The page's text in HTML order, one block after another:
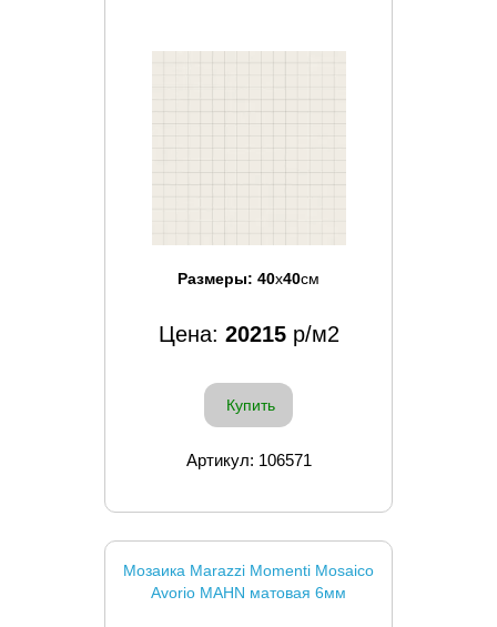
Размеры: 40x40см
Цена: 20215р/м2
Купить
Артикул: 106571
Мозаика Marazzi Momenti Mosaico
Avorio MAHN матовая 6мм